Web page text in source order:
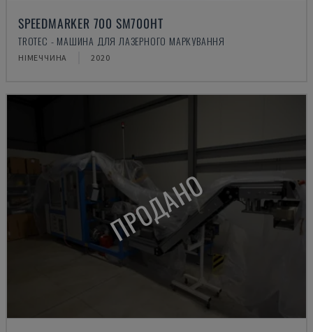
SPEEDMARKER 700 SM700HT
TROTEC - МАШИНА ДЛЯ ЛАЗЕРНОГО МАРКУВАННЯ
НІМЕЧЧИНА 2020
ПРОДАНО